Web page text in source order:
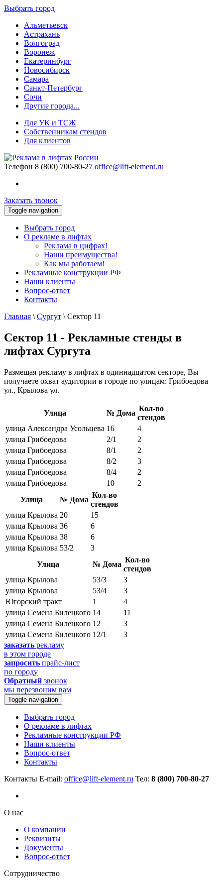
Выбрать город
Альметьевск
Астрахань
Волгоград
Воронеж
Екатеринбург
Новосибирск
Самара
Санкт-Петербург
Сочи
Другие города...
Для УК и ТСЖ
Собственникам стендов
Для клиентов
Телефон 8 (800) 700-80-27 office@lift-element.ru
Заказать звонок
Toggle navigation
Выбрать город
О рекламе в лифтах
Реклама в цифрах!
Наши преимущества!
Как мы работаем!
Рекламные конструкции РФ
Наши клиенты
Вопрос-ответ
Контакты
Главная \ Сургут \ Сектор 11
Сектор 11 - Рекламные стенды в
лифтах Сургута
Размещая рекламу в лифтах в одиннадцатом секторе, Вы
получаете охват аудитории в городе по улицам: Грибоедова
ул., Крылова ул.
Улица № Дома
Кол-во
стендов
улица Александра Усольцева 16
4
улица Грибоедова
2/1
2
улица Грибоедова
8/1
2
улица Грибоедова
8/2
3
улица Грибоедова
8/4
2
улица Грибоедова
10
2
Улица
№ Дома
Кол-во
стендов
улица Крылова 20
15
улица Крылова 36
6
улица Крылова 38
6
улица Крылова 53/2
3
Улица
№ Дома
Кол-во
стендов
улица Крылова
53/3
3
улица Крылова
53/4
3
Югорский тракт
1
4
улица Семена Билецкого 14
11
улица Семена Билецкого 12
3
улица Семена Билецкого 12/1
3
заказать рекламу
в этом городе
запросить прайс-лист
по городу
Обратный звонок
мы перезвоним вам
Toggle navigation
Выбрать город
О рекламе в лифтах
Рекламные конструкции РФ
Наши клиенты
Вопрос-ответ
Контакты
Контакты E-mail: office@lift-element.ru Тел: 8 (800) 700-80-27
О нас
О компании
Реквизиты
Документы
Вопрос-ответ
Сотрудничество